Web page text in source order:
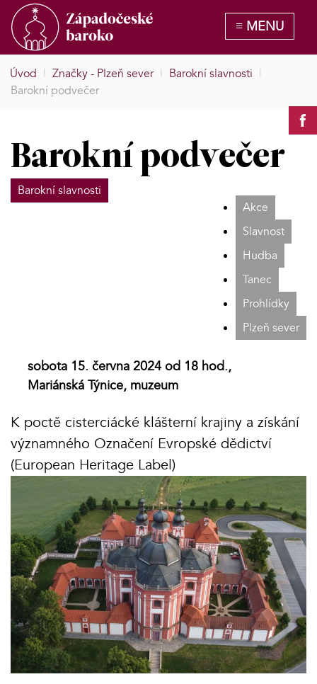
Úvod | Značky - Plzeň sever | Barokní slavnosti |
Barokní podvečer
Barokní podvečer
Barokní slavnosti
Akce
Slavnost
Hudba
Tanec
Prohlídky
Plzeň sever
sobota 15. června 2024 od 18 hod.,
Mariánská Týnice, muzeum
K poctě cisterciácké klášterní krajiny a získání
významného Označení Evropské dědictví
(European Heritage Label)